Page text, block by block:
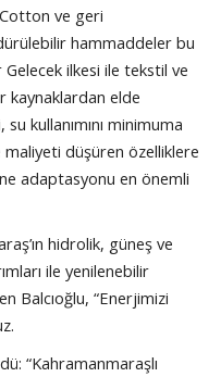
ve geri
hammaddeler bu
ilkesi ile tekstil ve
kaynaklardan elde
kullanımını minimuma
düşüren özelliklere
adaptasyonu en önemli
hidrolik, güneş ve
ile yenilenebilir
Balcıoğlu, “Enerjimizi
“Kahramanmaraşlı